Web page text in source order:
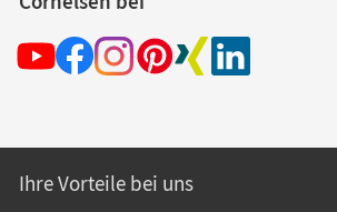
Ihre Vorteile bei uns